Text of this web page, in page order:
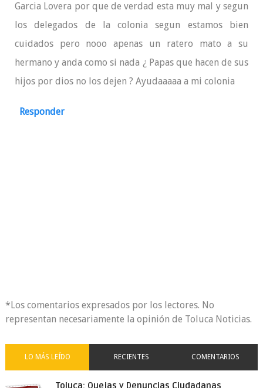
Garcia Lovera por que de verdad esta muy mal y segun
los delegados de la colonia segun estamos bien
cuidados pero nooo apenas un ratero mato a su
hermano y anda como si nada ¿ Papas que hacen de sus
hijos por dios no los dejen ? Ayudaaaaa a mi colonia
Responder
*Los comentarios expresados por los lectores. No
representan necesariamente la opinión de Toluca Noticias.
LO MÁS LEÍDO RECIENTES COMENTARIOS
Toluca: Quejas y Denuncias Ciudadanas